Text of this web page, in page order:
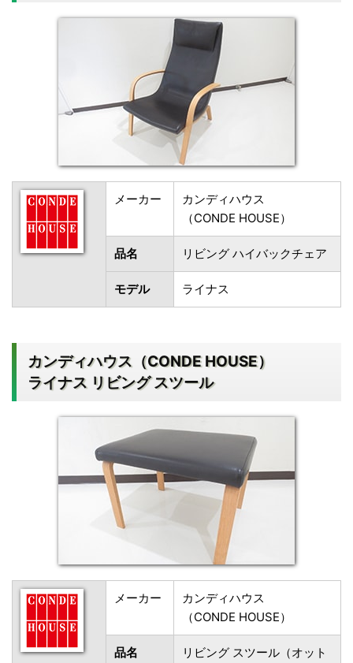
メーカー
カンディハウス
（CONDE HOUSE）
品名 リビング ハイバックチェア
モデル ライナス
カンディハウス（CONDE HOUSE）
ライナス リビング スツール
メーカー
カンディハウス
（CONDE HOUSE）
品名
リビング スツール（オット